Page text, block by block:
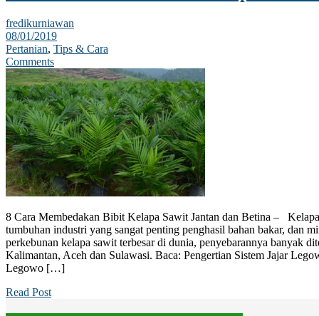
fredikurniawan
08/01/2019
Pertanian, Tips & Cara
Comments
8 Cara Membedakan Bibit Kelapa Sawit Jantan dan Betina –
tumbuhan industri yang sangat penting penghasil bahan bakar, dan
perkebunan kelapa sawit terbesar di dunia, penyebarannya banyak
Kalimantan, Aceh dan Sulawasi. Baca: Pengertian Sistem Jajar
Legowo […]
Read Post